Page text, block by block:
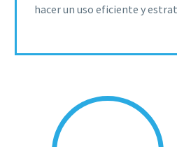
hacer un uso eficiente y